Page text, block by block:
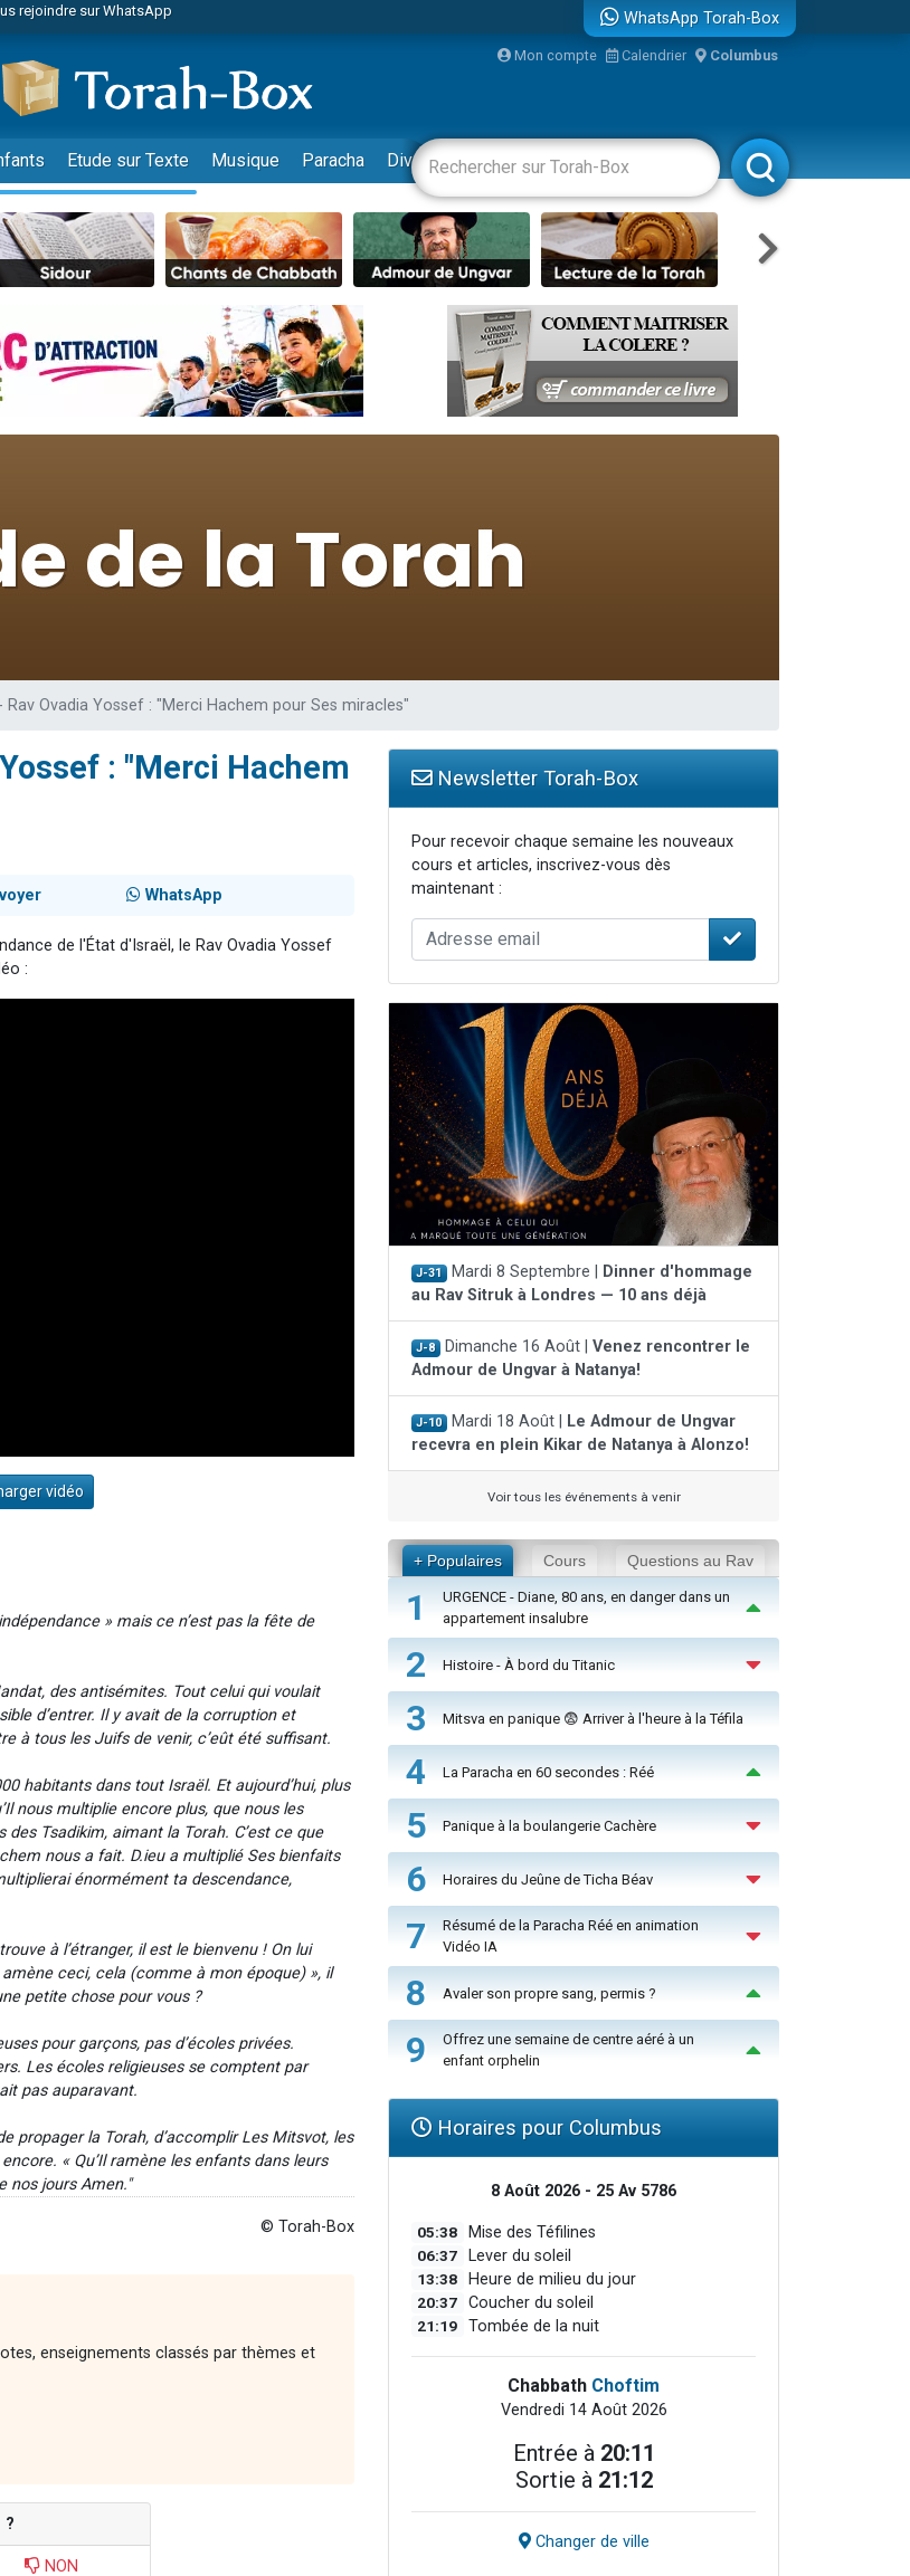
faire un don pour Reloger Rivka, 6 enfants, victime de violences...
une bénédiction
rejoindre sur WhatsApp
en groupe sur Zoom
rejoindre sur WhatsApp
rejoindre sur WhatsApp
faire un don pour 5 jours de vacances aux Orphelins
rejoindre sur WhatsApp
une bénédiction
faire un don pour Sauvez la jambe de Yohan
en groupe sur Zoom
faire un don pour Diane, 80 ans, dans un appartement insalubre
WhatsApp Torah-Box
Mon compte Calendrier Columbus
Etude sur Texte Musique Paracha Divertissements Livres Rabbanim
Ovadia Yossef : "Merci Hachem pour Ses miracles"
: "Merci Hachem
WhatsApp
de l'État d'Israël, le Rav Ovadia Yossef
:
vidéo
» mais ce n’est pas la fête de
des antisémites. Tout celui qui voulait
d’entrer. Il y avait de la corruption et
à tous les Juifs de venir, c’eût été suffisant.
habitants dans tout Israël. Et aujourd’hui, plus
nous multiplie encore plus, que nous les
Tsadikim, aimant la Torah. C’est ce que
nous a fait. D.ieu a multiplié Ses bienfaits
énormément ta descendance,
à l’étranger, il est le bienvenu ! On lui
ceci, cela (comme à mon époque) », il
petite chose pour vous ?
pour garçons, pas d’écoles privées.
Les écoles religieuses se comptent par
pas auparavant.
propager la Torah, d’accomplir Les Mitsvot, les
« Qu’Il ramène les enfants dans leurs
nos jours Amen."
© Torah-Box
enseignements classés par thèmes et
?
NON
Newsletter Torah-Box
Pour recevoir chaque semaine les nouveaux
cours et articles, inscrivez-vous dès
maintenant :
J-31 Mardi 8 Septembre |
Dinner d'hommage
au Rav Sitruk à Londres — 10 ans déjà
J-8 Dimanche 16 Août | Venez rencontrer le
Admour de Ungvar à Natanya!
J-10 Mardi 18 Août |
Le Admour de Ungvar
recevra en plein Kikar de Natanya à Alonzo!
Voir tous les événements à venir
+ Populaires Cours Questions au Rav
1
URGENCE - Diane, 80 ans, en danger dans un
appartement insalubre
2 Histoire - À bord du Titanic
3 Mitsva en panique 😨 Arriver à l'heure à la Téfila
4 La Paracha en 60 secondes : Réé
5 Panique à la boulangerie Cachère
6 Horaires du Jeûne de Ticha Béav
7
Résumé de la Paracha Réé en animation
Vidéo IA
8 Avaler son propre sang, permis ?
9
Offrez une semaine de centre aéré à un
enfant orphelin
Horaires pour Columbus
8 Août 2026 - 25 Av 5786
05:38 Mise des Téfilines
06:37 Lever du soleil
13:38 Heure de milieu du jour
20:37 Coucher du soleil
21:19 Tombée de la nuit
Chabbath Choftim
Vendredi 14 Août 2026
Entrée à 20:11
Sortie à 21:12
Changer de ville